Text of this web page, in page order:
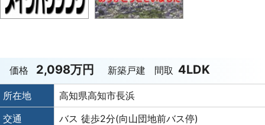
価格 2,098万円 新築戸建 間取 4LDK
所在地
高知県高知市長浜
交通
バス 徒歩2分(向山団地前バス停)